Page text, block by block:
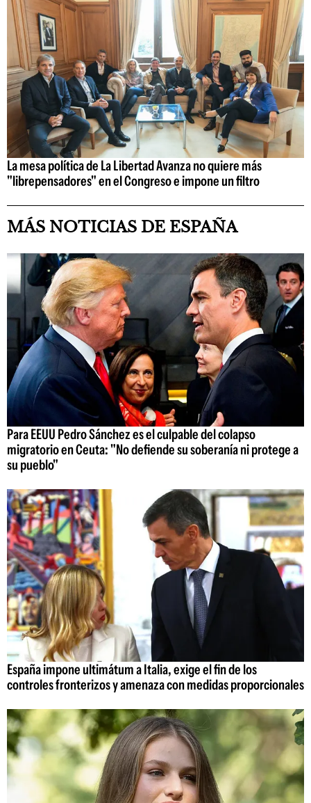
La mesa política de La Libertad Avanza no quiere más
"librepensadores" en el Congreso e impone un filtro
MÁS NOTICIAS DE ESPAÑA
Para EEUU Pedro Sánchez es el culpable del colapso
migratorio en Ceuta: "No defiende su soberanía ni protege a
su pueblo"
España impone ultimátum a Italia, exige el fin de los
controles fronterizos y amenaza con medidas proporcionales